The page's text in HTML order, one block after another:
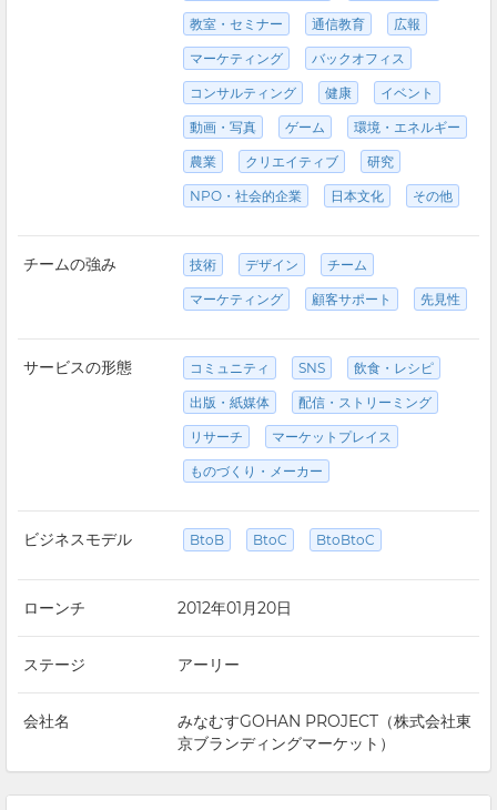
教室・セミナー 通信教育 広報
マーケティング バックオフィス
コンサルティング 健康 イベント
動画・写真 ゲーム 環境・エネルギー
農業 クリエイティブ 研究
NPO・社会的企業 日本文化 その他
チームの強み 技術 デザイン チーム
マーケティング 顧客サポート 先見性
サービスの形態 コミュニティ SNS 飲食・レシピ
出版・紙媒体 配信・ストリーミング
リサーチ マーケットプレイス
ものづくり・メーカー
ビジネスモデル BtoB BtoC BtoBtoC
ローンチ 2012年01月20日
ステージ アーリー
会社名
みなむすGOHAN PROJECT（株式会社東
京ブランディングマーケット）